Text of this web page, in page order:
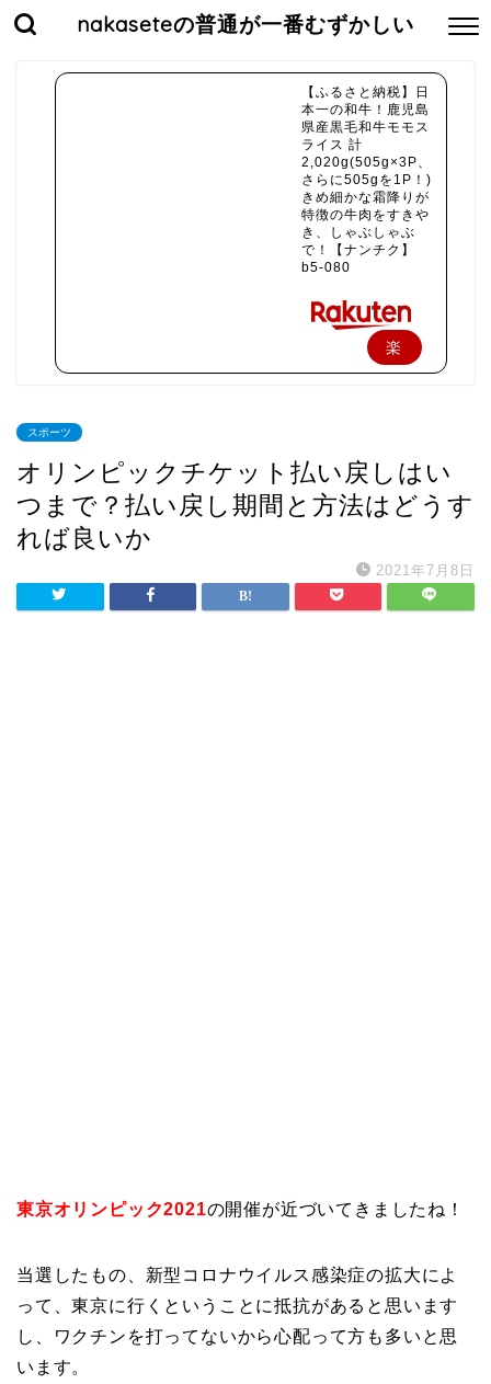
nakaseteの普通が一番むずかしい
【ふるさと納税】日
本一の和牛！鹿児島
県産黒毛和牛モモス
ライス 計
2,020g(505g×3P、
さらに505gを1P！)
きめ細かな霜降りが
特徴の牛肉をすきや
き、しゃぶしゃぶ
で！【ナンチク】
b5-080
楽
入
スポーツ
オリンピックチケット払い戻しはい
つまで？払い戻し期間と方法はどうす
れば良いか
2021年7月8日
東京オリンピック2021の開催が近づいてきましたね！
当選したもの、新型コロナウイルス感染症の拡大によ
って、東京に行くということに抵抗があると思います
し、ワクチンを打ってないから心配って方も多いと思
います。